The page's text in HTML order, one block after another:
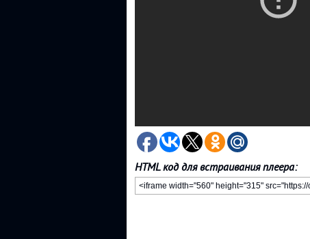
HTML код для встраивания плеера: